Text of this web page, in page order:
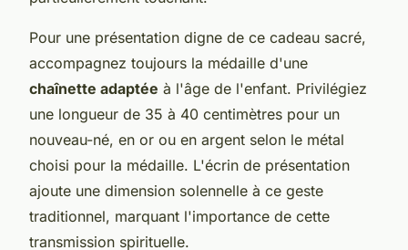
Pour une présentation digne de ce cadeau sacré,
accompagnez toujours la médaille d'une
chaînette adaptée à l'âge de l'enfant. Privilégiez
une longueur de 35 à 40 centimètres pour un
nouveau-né, en or ou en argent selon le métal
choisi pour la médaille. L'écrin de présentation
ajoute une dimension solennelle à ce geste
traditionnel, marquant l'importance de cette
transmission spirituelle.